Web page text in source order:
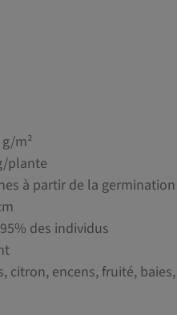
m²
plante
à partir de la germination
des individus
citron, encens, fruité,